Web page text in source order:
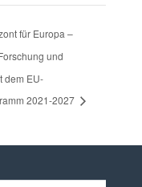
für Europa –
und
dem EU-
2021-2027